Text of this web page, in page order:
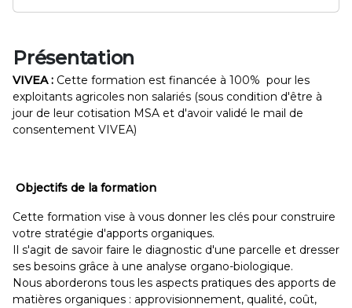
Présentation
VIVEA : Cette formation est financée à 100% pour les
exploitants agricoles non salariés (sous condition d'être à
jour de leur cotisation MSA et d'avoir validé le mail de
consentement VIVEA)
Objectifs de la formation
Cette formation vise à vous donner les clés pour construire
votre stratégie d'apports organiques.
Il s'agit de savoir faire le diagnostic d'une parcelle et dresser
ses besoins grâce à une analyse organo-biologique.
Nous aborderons tous les aspects pratiques des apports de
matières organiques : approvisionnement, qualité, coût,